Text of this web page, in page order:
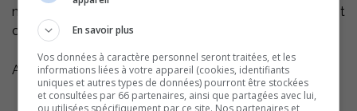
non, cette activité vous permettra de passer un moment
convivial!
Au programme :
Jeux animés pour toute la famille dans une ambiance de
En savoir plus
Vos données à caractère personnel seront traitées, et les
informations liées à votre appareil (cookies, identifiants
uniques et autres types de données) pourront être stockées
et consultées par 66 partenaires, ainsi que partagées avec lui,
ou utilisées spécifiquement par ce site. Nos partenaires et